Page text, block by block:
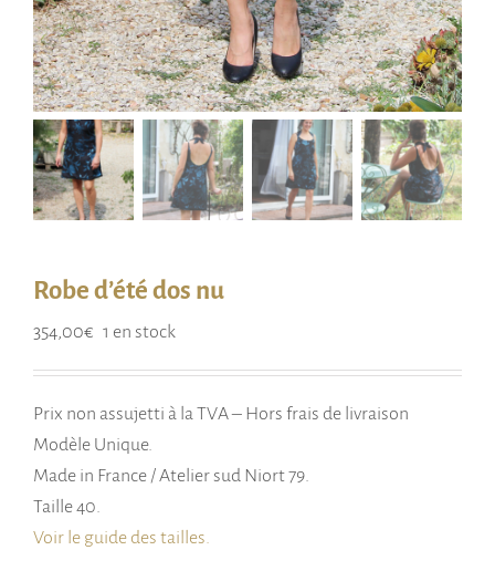
Robe d’été dos nu
354,00€ 1 en stock
Prix non assujetti à la TVA – Hors frais de livraison
Modèle Unique.
Made in France / Atelier sud Niort 79.
Taille 40.
Voir le guide des tailles.